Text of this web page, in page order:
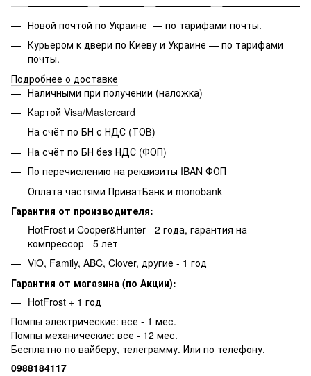
Новой почтой по Украине — по тарифами почты.
Курьером к двери по Киеву и Украине — по тарифами
почты.
Подробнее о доставке
Наличными при получении (наложка)
Картой Visa/Mastercard
На счёт по БН с НДС (ТОВ)
На счёт по БН без НДС (ФОП)
По перечислению на реквизиты IBAN ФОП
Оплата частями ПриватБанк и monobank
Гарантия от производителя:
HotFrost и Cooper&Hunter - 2 года, гарантия на
компрессор - 5 лет
ViO, Family, ABC, Clover, другие - 1 год
Гарантия от магазина (по Акции):
HotFrost + 1 год
Помпы электрические: все - 1 мес.
Помпы механические: все - 12 мес.
Бесплатно по вайберу, телеграмму. Или по телефону.
0988184117